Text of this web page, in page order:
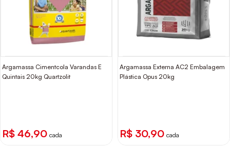
Argamassa Cimentcola Varandas E
Quintais 20kg Quartzolit
R$ 46,90 cada
Argamassa Externa AC2 Embalagem
Plástica Opus 20kg
R$ 30,90 cada